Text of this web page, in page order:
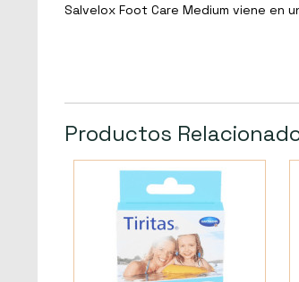
Salvelox Foot Care Medium viene en
Productos